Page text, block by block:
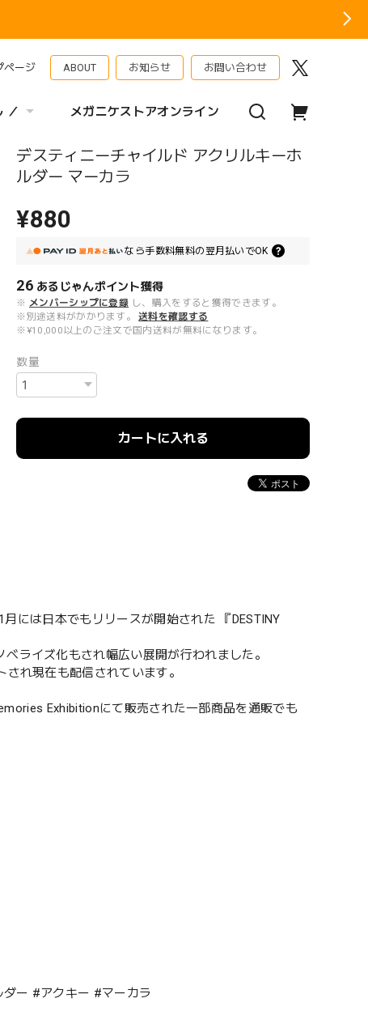
ページ ABOUT お知らせ お問い合わせ
／ メガニケストアオンライン
デスティニーチャイルド アクリルキーホ
ルダー マーカラ
¥880
なら手数料無料の 翌月払いでOK
26 あるじゃんポイント獲得
※ メンバーシップに登録 し、購入をすると獲得できます。
※別途送料がかかります。
送料を確認する
※¥10,000以上のご注文で国内送料が無料になります。
数量
カートに入れる
には日本でもリリースが開始された 『DESTINY
ライズ化もされ幅広い展開が行われました。
れ現在も配信されています。
Exhibitionにて販売された一部商品を通販でも
ダー #アクキー #マーカラ